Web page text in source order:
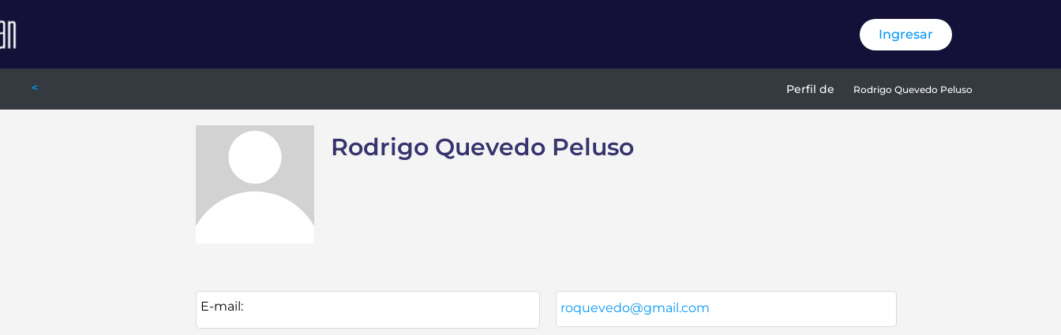
Ingresar
< Perfil de Rodrigo Quevedo Peluso
Rodrigo Quevedo Peluso
E-mail: roquevedo@gmail.com